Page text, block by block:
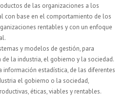
de las organizaciones a los
con base en el comportamiento de los
rentables y con un enfoque
y modelos de gestión, para
la industria, el gobierno y la sociedad.
información estadística, de las diferentes
el gobierno o la sociedad,
éticas, viables y rentables.